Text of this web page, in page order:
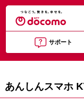
サポート
あんしんスマホ